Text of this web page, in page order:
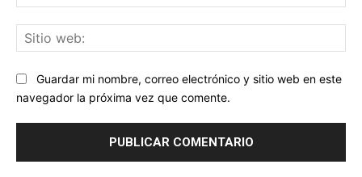
Guardar mi nombre, correo electrónico y sitio web en este
navegador la próxima vez que comente.